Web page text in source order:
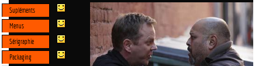
Supléments
Menus
Sérigraphie
Packaging